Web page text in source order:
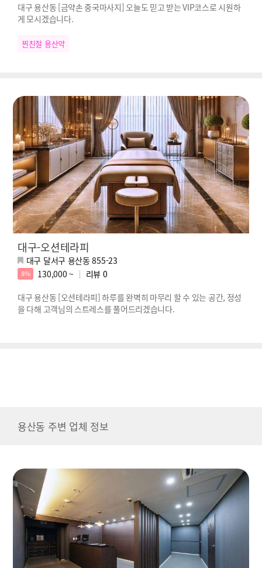
대구 용산동 [금약손 중국마사지] 오늘도 믿고 받는 VIP코스로 시원하
게 모시겠습니다.
찐친절 용산약
대구-오션테라피
대구 달서구 용산동 855-23
8% 130,000 ~ 리뷰 0
대구 용산동 [오션테라피] 하루를 완벽히 마무리 할 수 있는 공간, 정성
을 다해 고객님의 스트레스를 풀어드리겠습니다.
용산동 주변 업체 정보